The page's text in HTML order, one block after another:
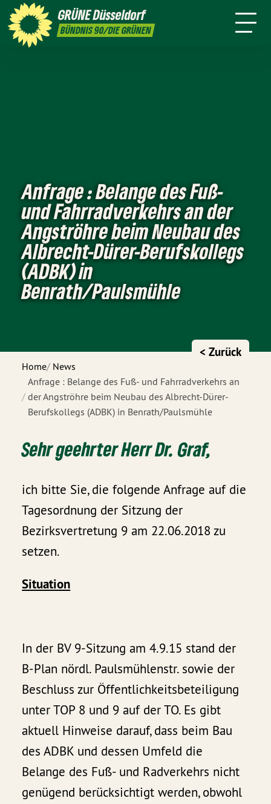
GRÜNEDüsseldorf
BÜNDNIS 90/DIE GRÜNEN
GRÜNFUNK Jobs Presse
Stadtbezirke Termine Mitmachen
Anfrage : Belange des Fuß-
und Fahrradverkehrs an der
Angströhre beim Neubau des
Albrecht-Dürer-Berufskollegs
(ADBK) in
Benrath/Paulsmühle
Home News
Anfrage : Belange des Fuß- und Fahrradverkehrs an
der Angströhre beim Neubau des Albrecht-Dürer-
Berufskollegs (ADBK) in Benrath/Paulsmühle
< Zurück
Sehr geehrter Herr Dr. Graf,
ich bitte Sie, die folgende Anfrage auf die
Tagesordnung der Sitzung der
Bezirksvertretung 9 am 22.06.2018 zu
setzen.
Situation
In der BV 9-Sitzung am 4.9.15 stand der
B-Plan nördl. Paulsmühlenstr. sowie der
Beschluss zur Öffentlichkeitsbeteiligung
unter TOP 8 und 9 auf der TO. Es gibt
aktuell Hinweise darauf, dass beim Bau
des ADBK und dessen Umfeld die
Belange des Fuß- und Radverkehrs nicht
genügend berücksichtigt werden, obwohl